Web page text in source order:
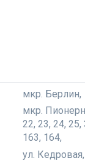
мкр. Берлин,
мкр.
22, 23, 24,
163, 164,
ул.